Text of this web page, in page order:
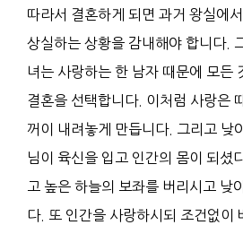
따라서 결혼하게 되면 과거 왕실에
상실하는 상황을 감내해야 합니다.
녀는 사랑하는 한 남자 때문에 모든
결혼을 선택합니다. 이처럼 사랑은
꺼이 내려놓게 만듭니다. 그리고 낮
님이 육신을 입고 인간의 몸이 되셨
고 높은 하늘의 보좌를 버리시고 낮
다. 또 인간을 사랑하시되 조건없이